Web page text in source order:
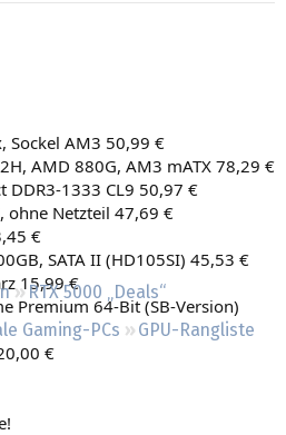
RTX 5000 „Deals“
Gaming-PCs
GPU-Rangliste
Sockel AM3 50,99 €
AMD 880G, AM3 mATX 78,29 €
DDR3-1333 CL9 50,97 €
ohne Netzteil 47,69 €
€
SATA II (HD105SI) 45,53 €
15,99 €
Premium 64-Bit (SB-Version)
€